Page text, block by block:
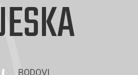
BODOVI